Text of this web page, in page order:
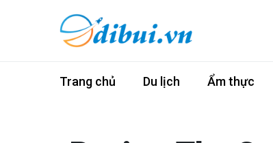
Trang chủ Du lịch Ẩm thực